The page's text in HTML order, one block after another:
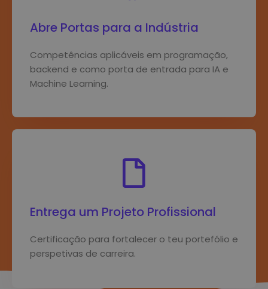
Abre Portas para a Indústria
Competências aplicáveis ​​em programação,
backend e como porta de entrada para IA e
Machine Learning.
Entrega um Projeto Profissional
Certificação para fortalecer o teu portefólio e
perspetivas de carreira.